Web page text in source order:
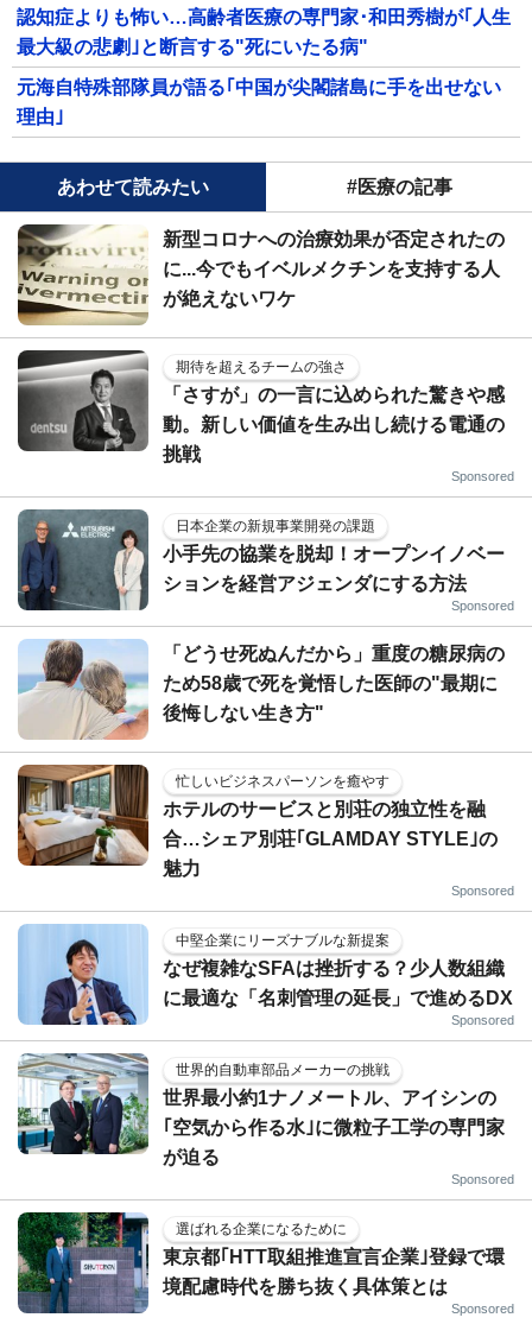
認知症よりも怖い…高齢者医療の専門家･和田秀樹が｢人生
最大級の悲劇｣と断言する"死にいたる病"
元海自特殊部隊員が語る｢中国が尖閣諸島に手を出せない
理由｣
あわせて読みたい #医療の記事
新型コロナへの治療効果が否定されたの
に...今でもイベルメクチンを支持する人
が絶えないワケ
期待を超えるチームの強さ
「さすが」の一言に込められた驚きや感
動。新しい価値を生み出し続ける電通の
挑戦
Sponsored
日本企業の新規事業開発の課題
小手先の協業を脱却！オープンイノベー
ションを経営アジェンダにする方法
Sponsored
「どうせ死ぬんだから」重度の糖尿病の
ため58歳で死を覚悟した医師の"最期に
後悔しない生き方"
忙しいビジネスパーソンを癒やす
ホテルのサービスと別荘の独立性を融
合…シェア別荘｢GLAMDAY STYLE｣の
魅力
Sponsored
中堅企業にリーズナブルな新提案
なぜ複雑なSFAは挫折する？少人数組織
に最適な「名刺管理の延長」で進めるDX
Sponsored
世界的自動車部品メーカーの挑戦
世界最小約1ナノメートル、アイシンの
｢空気から作る水｣に微粒子工学の専門家
が迫る
Sponsored
選ばれる企業になるために
東京都｢HTT取組推進宣言企業｣登録で環
境配慮時代を勝ち抜く具体策とは
Sponsored